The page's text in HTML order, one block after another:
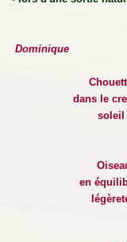
Dominique
dans le
soleil
en